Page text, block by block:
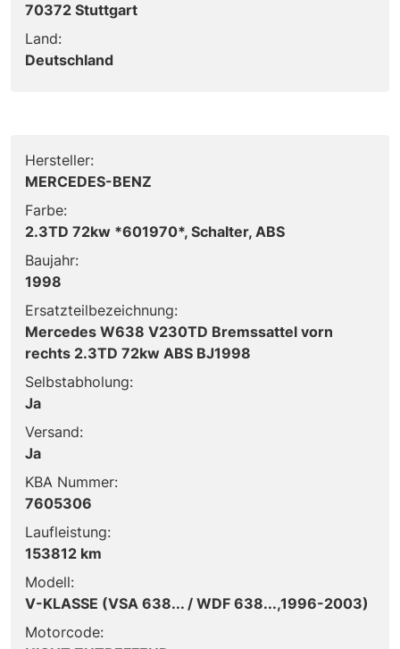
70372 Stuttgart
Land:
Deutschland
Hersteller:
MERCEDES-BENZ
Farbe:
2.3TD 72kw *601970*, Schalter, ABS
Baujahr:
1998
Ersatzteilbezeichnung:
Mercedes W638 V230TD Bremssattel vorn
rechts 2.3TD 72kw ABS BJ1998
Selbstabholung:
Ja
Versand:
Ja
KBA Nummer:
7605306
Laufleistung:
153812 km
Modell:
V-KLASSE (VSA 638... / WDF 638...,1996-2003)
Motorcode: